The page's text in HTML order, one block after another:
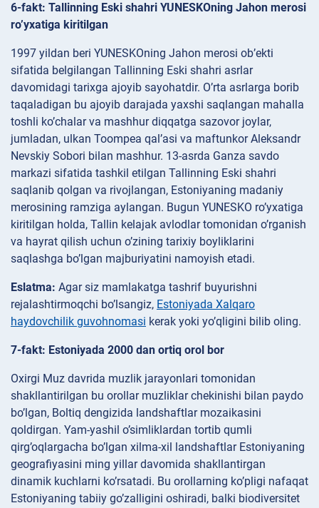
6-fakt: Tallinning Eski shahri YUNESKOning Jahon merosi
ro’yxatiga kiritilgan
1997 yildan beri YUNESKOning Jahon merosi ob’ekti
sifatida belgilangan Tallinning Eski shahri asrlar
davomidagi tarixga ajoyib sayohatdir. O’rta asrlarga borib
taqaladigan bu ajoyib darajada yaxshi saqlangan mahalla
toshli ko’chalar va mashhur diqqatga sazovor joylar,
jumladan, ulkan Toompea qal’asi va maftunkor Aleksandr
Nevskiy Sobori bilan mashhur. 13-asrda Ganza savdo
markazi sifatida tashkil etilgan Tallinning Eski shahri
saqlanib qolgan va rivojlangan, Estoniyaning madaniy
merosining ramziga aylangan. Bugun YUNESKO ro’yxatiga
kiritilgan holda, Tallin kelajak avlodlar tomonidan o’rganish
va hayrat qilish uchun o’zining tarixiy boyliklarini
saqlashga bo’lgan majburiyatini namoyish etadi.
Eslatma: Agar siz mamlakatga tashrif buyurishni
rejalashtirmoqchi bo’lsangiz, Estoniyada Xalqaro
haydovchilik guvohnomasi kerak yoki yo’qligini bilib oling.
7-fakt: Estoniyada 2000 dan ortiq orol bor
Oxirgi Muz davrida muzlik jarayonlari tomonidan
shakllantirilgan bu orollar muzliklar chekinishi bilan paydo
bo’lgan, Boltiq dengizida landshaftlar mozaikasini
qoldirgan. Yam-yashil o’simliklardan tortib qumli
qirg’oqlargacha bo’lgan xilma-xil landshaftlar Estoniyaning
geografiyasini ming yillar davomida shakllantirgan
dinamik kuchlarni ko’rsatadi. Bu orollarning ko’pligi nafaqat
Estoniyaning tabiiy go’zalligini oshiradi, balki biodiversitet